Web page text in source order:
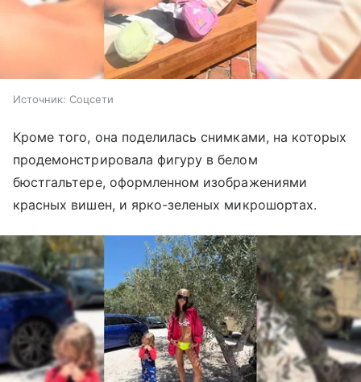
Источник: Соцсети
Кроме того, она поделилась снимками, на которых
продемонстрировала фигуру в белом
бюстгальтере, оформленном изображениями
красных вишен, и ярко-зеленых микрошортах.